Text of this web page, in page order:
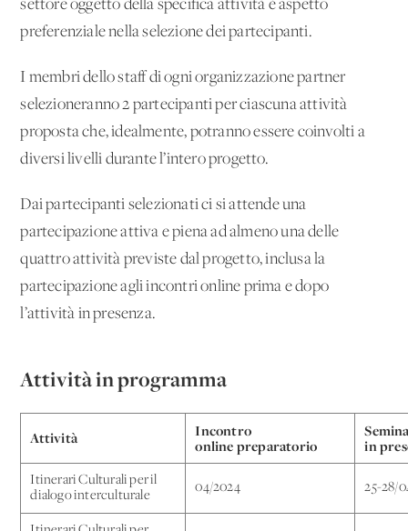
settore oggetto della specifica attività è aspetto
preferenziale nella selezione dei partecipanti.
I membri dello staff di ogni organizzazione partner
selezioneranno 2 partecipanti per ciascuna attività
proposta che, idealmente, potranno essere coinvolti a
diversi livelli durante l’intero progetto.
Dai partecipanti selezionati ci si attende una
partecipazione attiva e piena ad almeno una delle
quattro attività previste dal progetto, inclusa la
partecipazione agli incontri online prima e dopo
l’attività in presenza.
Attività in programma
Attività
Incontro
online preparatorio
in
Itinerari Culturali per il
dialogo interculturale
04/2024 25-28/